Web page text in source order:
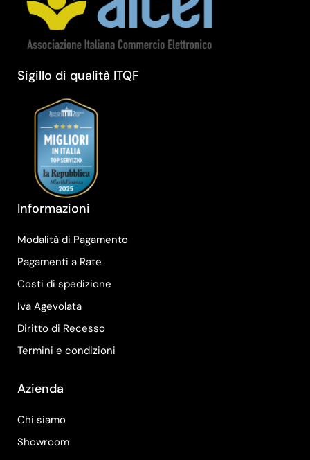
Sigillo di qualità ITQF
Informazioni
Modalità di Pagamento
Pagamenti a Rate
Costi di spedizione
Iva Agevolata
Diritto di Recesso
Termini e condizioni
Azienda
Chi siamo
Showroom